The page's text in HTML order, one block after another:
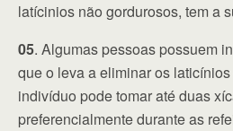
latícinios não gordurosos, tem a
05. Algumas pessoas possuem
que o leva a eliminar os
indivíduo pode tomar até duas
preferencialmente durante as